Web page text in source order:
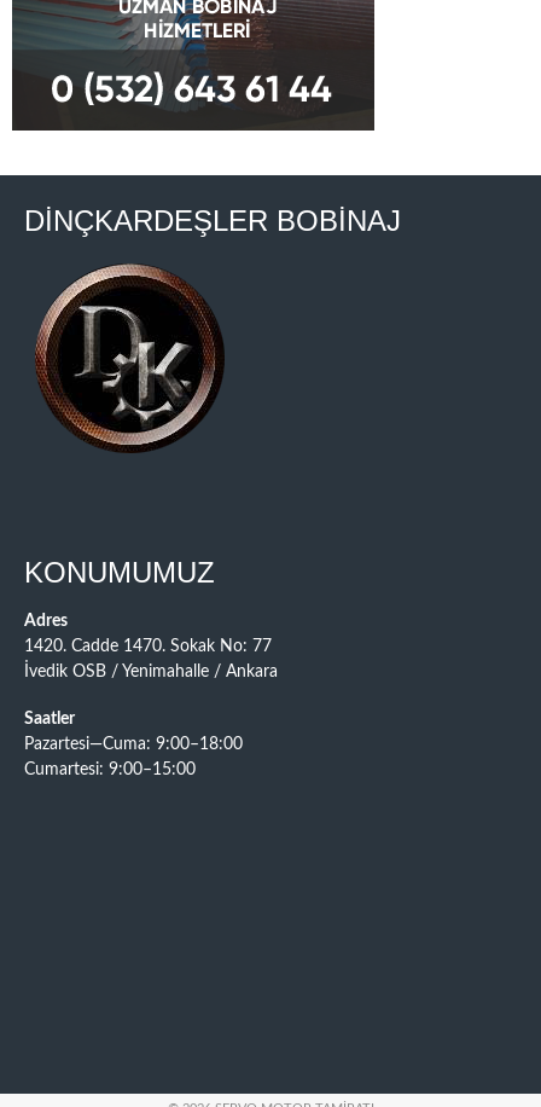
DİNÇKARDEŞLER BOBİNAJ
KONUMUMUZ
Adres
1420. Cadde 1470. Sokak No: 77
İvedik OSB / Yenimahalle / Ankara
Saatler
Pazartesi—Cuma: 9:00–18:00
Cumartesi: 9:00–15:00